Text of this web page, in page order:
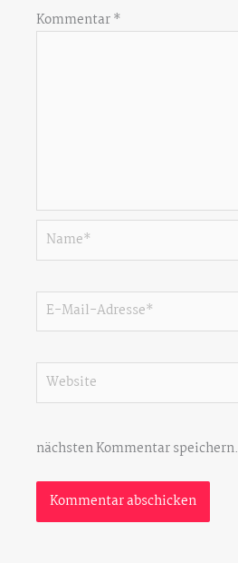
Kommentar*
Name*
E-
Mail-
Website
nächsten Kommentar speichern.